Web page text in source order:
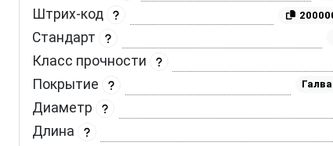
Штрих-код
Стандарт
Класс прочности
Покрытие
Диаметр
Длина